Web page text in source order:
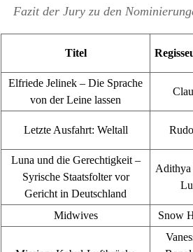
Fazit der Jury zu den
Titel
Elfriede Jelinek – Die Sprache
von der Leine lassen
Letzte Ausfahrt: Weltall
Luna und die Gerechtigkeit –
Syrische Staatsfolter vor
Gericht in Deutschland
Adithya
Midwives Snow